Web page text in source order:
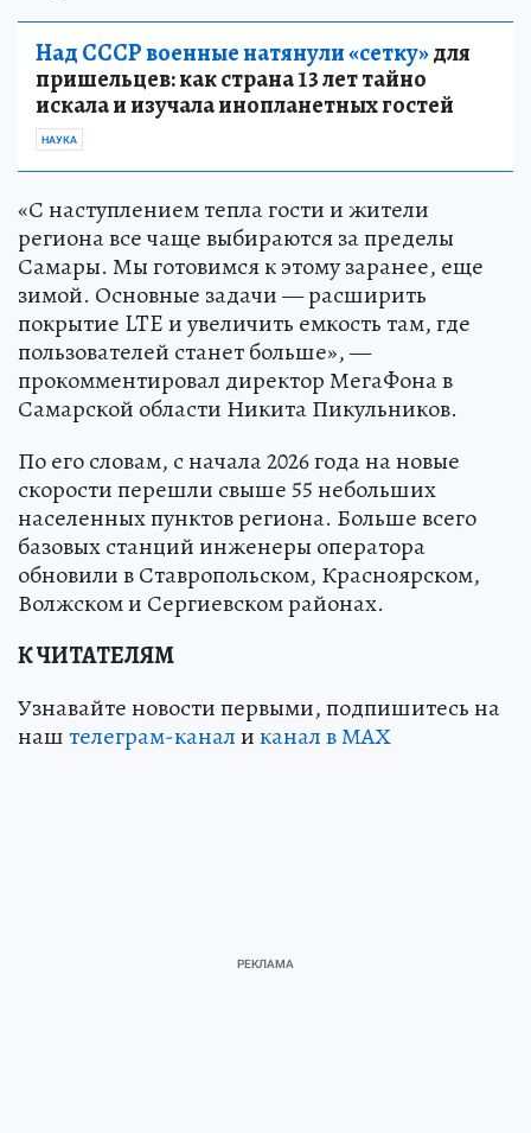
Над СССР военные натянули «сетку»для
пришельцев: как страна 13 лет тайно
искала и изучала инопланетных гостей
НАУКА
«С наступлением тепла гости и жители
региона все чаще выбираются за пределы
Самары. Мы готовимся к этому заранее, еще
зимой. Основные задачи — расширить
покрытие LTE и увеличить емкость там, где
пользователей станет больше», —
прокомментировал директор МегаФона в
Самарской области Никита Пикульников.
По его словам, с начала 2026 года на новые
скорости перешли свыше 55 небольших
населенных пунктов региона. Больше всего
базовых станций инженеры оператора
обновили в Ставропольском, Красноярском,
Волжском и Сергиевском районах.
К ЧИТАТЕЛЯМ
Узнавайте новости первыми, подпишитесь на
наштелеграм-каналиканал в МАХ